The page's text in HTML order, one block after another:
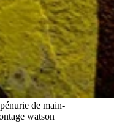
de main-
watson